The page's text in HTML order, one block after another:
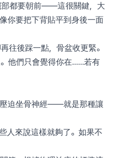
部都要朝前——這很關鍵，大
你要把下背貼平到身後一面
往後踩一點，骨盆收更緊。
他們只會覺得你在......若有
壓迫坐骨神經——就是那種讓
人來說這樣就夠了。如果不